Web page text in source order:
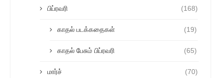
பிப்ரவரி (168)
காதல் படக்கதைகள் (19)
காதல் பேசும் பிப்ரவரி (65)
மார்ச் (70)